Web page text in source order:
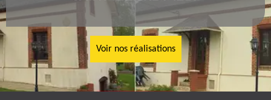
Voir nos réalisations